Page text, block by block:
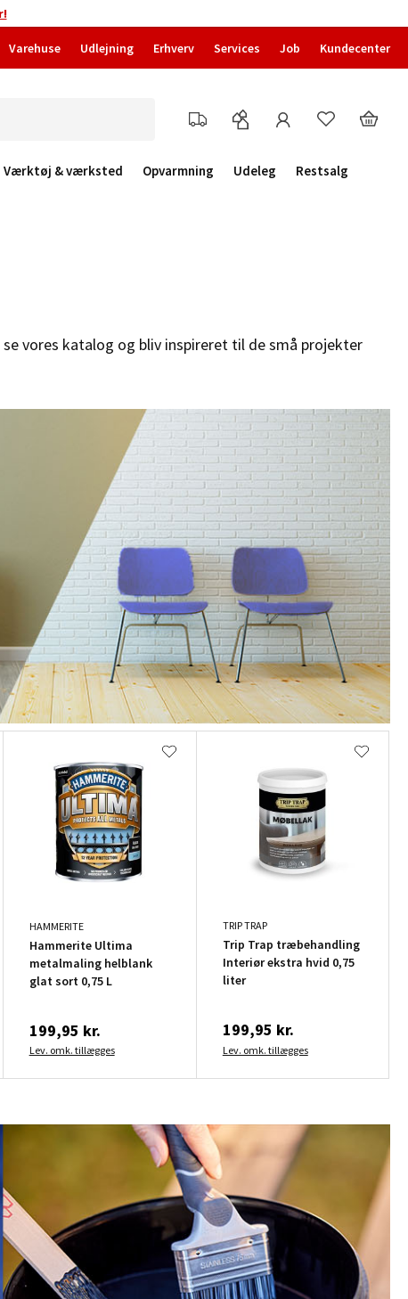
Varehuse Udlejning Erhverv Services Job Kundecenter
Værktøj & værksted Opvarmning Udeleg
Restsalg
vores katalog og bliv inspireret til de små projekter
HAMMERITE
Hammerite Ultima
metalmaling helblank
glat sort 0,75 L
199,95 kr.
Lev. omk. tillægges
TRIP TRAP
Trip Trap træbehandling
Interiør ekstra hvid 0,75
liter
199,95 kr.
Lev. omk. tillægges